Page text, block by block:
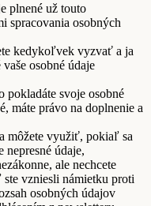
plnené už touto
spracovania osobných
kedykoľvek vyzvať a ja
osobné údaje
pokladáte svoje osobné
máte právo na doplnenie a
môžete využiť, pokiaľ sa
nepresné údaje,
ale nechcete
vzniesli námietku proti
osobných údajov